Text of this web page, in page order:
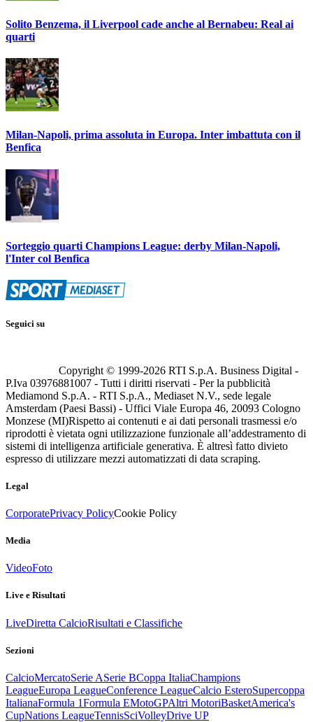
Solito Benzema, il Liverpool cade anche al Bernabeu: Real ai
quarti
Milan-Napoli, prima assoluta in Europa. Inter imbattuta con il
Benfica
Sorteggio quarti Champions League: derby Milan-Napoli,
l'Inter col Benfica
Seguici su
Copyright © 1999-2026 RTI S.p.A. Business Digital -
P.Iva 03976881007 - Tutti i diritti riservati - Per la pubblicità
Mediamond S.p.A. - RTI S.p.A., Mediaset N.V., sede legale
Amsterdam (Paesi Bassi) - Uffici Viale Europa 46, 20093 Cologno
Monzese (MI)Rispetto ai contenuti e ai dati personali trasmessi e/o
riprodotti è vietata ogni utilizzazione funzionale all’addestramento di
sistemi di intelligenza artificiale generativa. È altresì fatto divieto
espresso di utilizzare mezzi automatizzati di data scraping.
Legal
CorporatePrivacy PolicyCookie Policy
Media
VideoFoto
Live e Risultati
LiveDiretta CalcioRisultati e Classifiche
Sezioni
CalcioMercatoSerie ASerie BCoppa ItaliaChampions
LeagueEuropa LeagueConference LeagueCalcio EsteroSupercoppa
ItalianaFormula 1Formula EMotoGPAltri MotoriBasketAmerica's
CupNations LeagueTennisSciVolleyDrive UP